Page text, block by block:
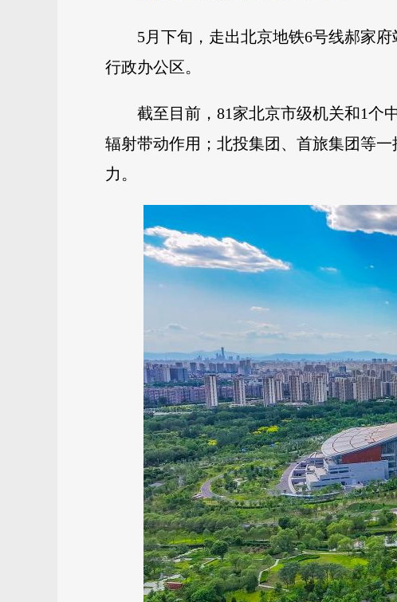
5月下旬，走出北京地铁6号线郝家
行政办公区。
截至目前，81家北京市级机关和1个
辐射带动作用；北投集团、首旅集团等
力。